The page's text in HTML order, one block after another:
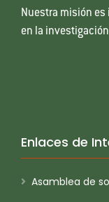
Nuestra misión
en la
Enlaces de
Asamblea de